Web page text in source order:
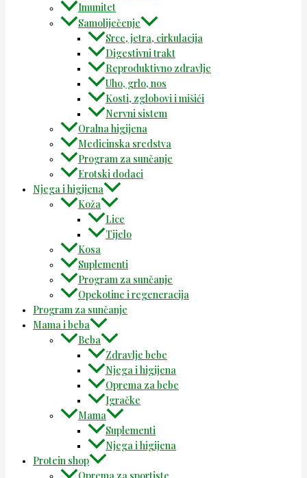
Imunitet
Samoliječenje
Srce, jetra, cirkulacija
Digestivni trakt
Reproduktivno zdravlje
Uho, grlo, nos
Kosti, zglobovi i mišići
Nervni sistem
Oralna higijena
Medicinska sredstva
Program za sunčanje
Erotski dodaci
Njega i higijena
Koža
Lice
Tijelo
Kosa
Suplementi
Program za sunčanje
Opekotine i regeneracija
Program za sunčanje
Mama i beba
Beba
Zdravlje bebe
Njega i higijena
Oprema za bebe
Igračke
Mama
Suplementi
Njega i higijena
Protein shop